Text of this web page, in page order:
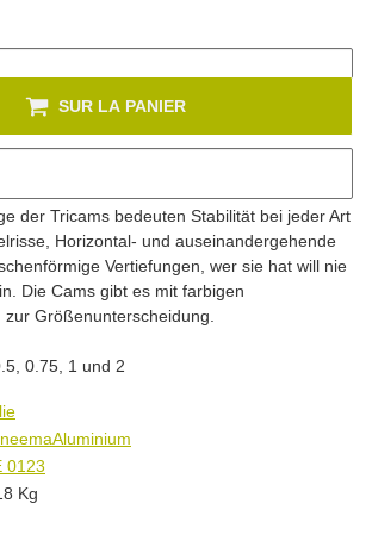
SUR LA PANIER
der Tricams bedeuten Stabilität bei jeder Art
Horizontal- und auseinandergehende
Vertiefungen, wer sie hat will nie
Die Cams gibt es mit farbigen
Größenunterscheidung.
0.75, 1 und 2
Aluminium
0123
Kg